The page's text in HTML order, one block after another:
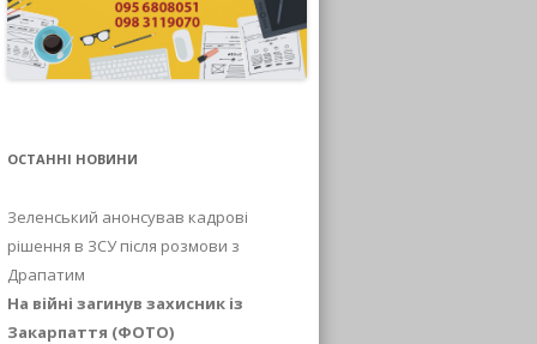
ОСТАННІ НОВИНИ
Зеленський анонсував кадрові
рішення в ЗСУ після розмови з
Драпатим
На війні загинув захисник із
Закарпаття (ФОТО)